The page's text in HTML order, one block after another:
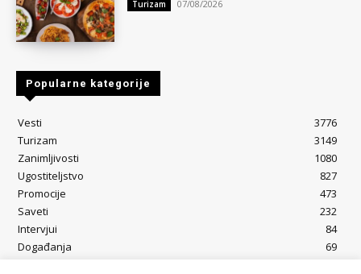
Turizam 07/08/2026
Popularne kategorije
Vesti
3776
Turizam
3149
Zanimljivosti
1080
Ugostiteljstvo
827
Promocije
473
Saveti
232
Intervjui
84
Događanja
69